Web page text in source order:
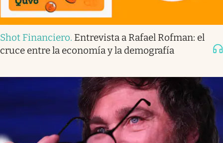
Shot Financiero. Entrevista a Rafael Rofman: el
cruce entre la economía y la demografía